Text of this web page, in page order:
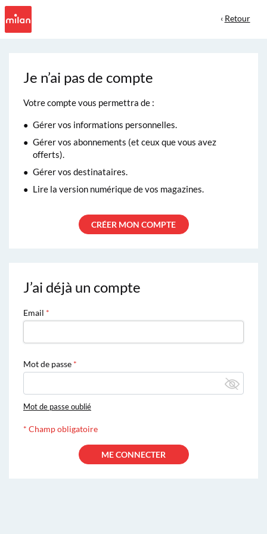
‹ Retour
J’ai déjà un compte
Email
Mot de passe
Mot de passe oublié
* Champ obligatoire
Je n’ai pas de compte
Votre compte vous permettra de :
Gérer vos informations personnelles.
Gérer vos abonnements (et ceux que vous avez
offerts).
Gérer vos destinataires.
Lire la version numérique de vos magazines.
CRÉER MON COMPTE